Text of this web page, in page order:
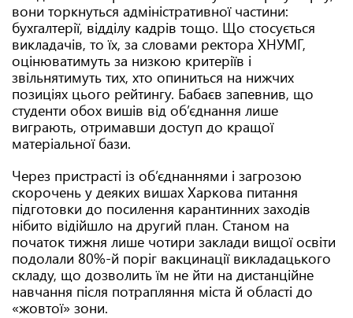
вони торкнуться адміністративної частини:
бухгалтерії, відділу кадрів тощо. Що стосується
викладачів, то їх, за словами ректора ХНУМГ,
оцінюватимуть за низкою критеріїв і
звільнятимуть тих, хто опиниться на нижчих
позиціях цього рейтингу. Бабаєв запевнив, що
студенти обох вишів від об’єднання лише
виграють, отримавши доступ до кращої
матеріальної бази.
Через пристрасті із об’єднаннями і загрозою
скорочень у деяких вишах Харкова питання
підготовки до посилення карантинних заходів
нібито відійшло на другий план. Станом на
початок тижня лише чотири заклади вищої освіти
подолали 80%-й поріг вакцинації викладацького
складу, що дозволить їм не йти на дистанційне
навчання після потрапляння міста й області до
«жовтої» зони.